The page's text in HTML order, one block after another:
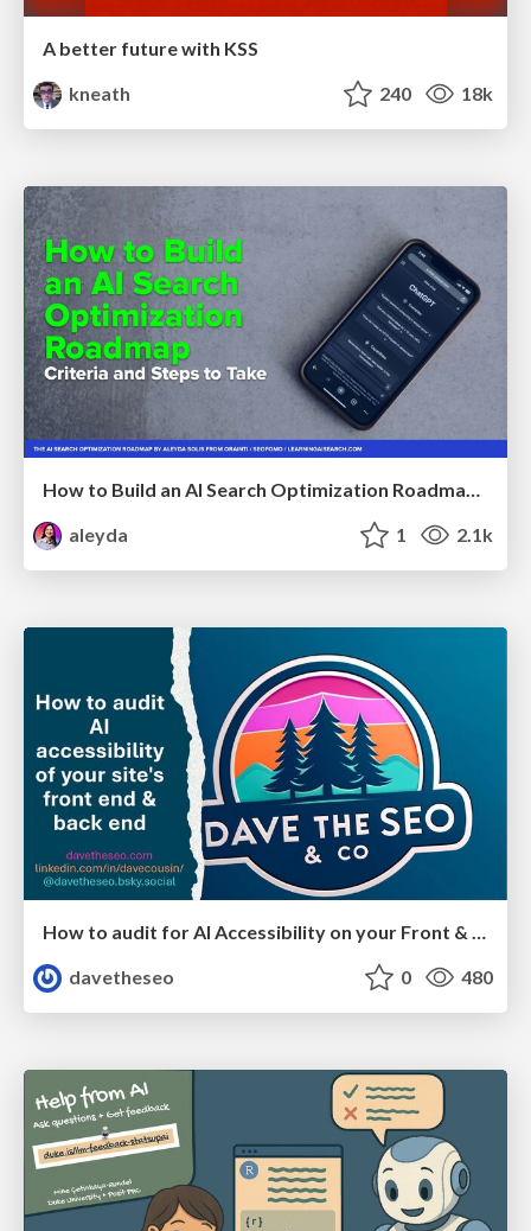
A better future with KSS
kneath
240 18k
How to Build an AI Search Optimization Roadmap - Criteria and Steps to Take #SEOIRL
aleyda
1 2.1k
How to audit for AI Accessibility on your Front & Back End
davetheseo
0 480